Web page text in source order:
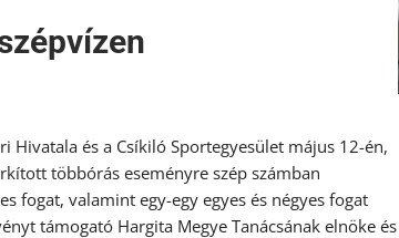
Hivatala és a Csíkiló Sportegyesület május 12-én,
többórás eseményre szép számban
fogat, valamint egy-egy egyes és négyes fogat
támogató Hargita Megye Tanácsának elnöke és